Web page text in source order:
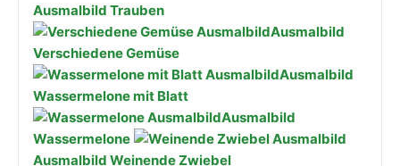
Ausmalbild Trauben
Ausmalbild
Verschiedene Gemüse
Ausmalbild
Wassermelone mit Blatt
Ausmalbild
Wassermelone
Ausmalbild Weinende Zwiebel